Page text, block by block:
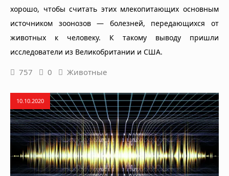
хорошо, чтобы считать этих млекопитающих основным
источником зоонозов — болезней, передающихся от
животных к человеку. К такому выводу пришли
исследователи из Великобритании и США.
757 0 Животные
10.10.2020